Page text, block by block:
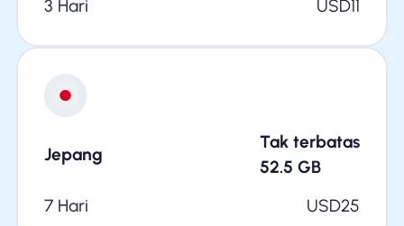
3 Hari
USD11
Jepang
Tak terbatas
52.5 GB
7 Hari
USD25